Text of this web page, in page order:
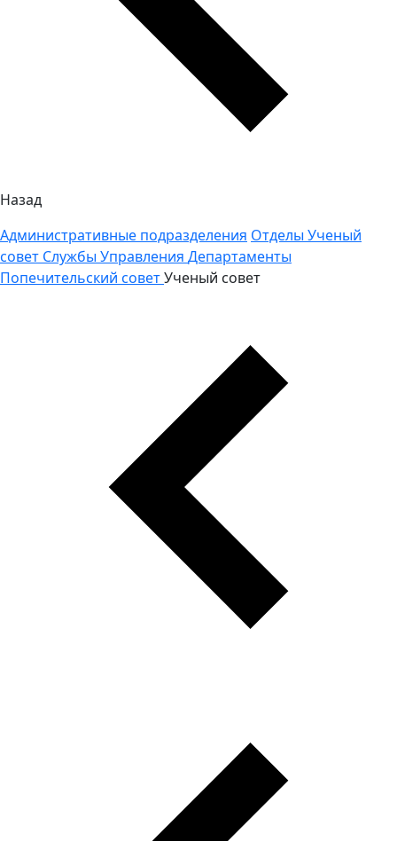
Назад
Административные подразделения Отделы Ученый
совет Службы Управления Департаменты
Попечительский советУченый совет